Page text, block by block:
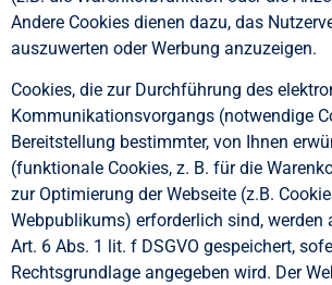
Andere Cookies dienen dazu, das
auszuwerten oder Werbung anzuzeigen.
Cookies, die zur Durchführung des
Kommunikationsvorgangs (notwendige
Bereitstellung bestimmter, von Ihnen
(funktionale Cookies, z. B. für die
zur Optimierung der Webseite (z.B.
Webpublikums) erforderlich sind, werden
Art. 6 Abs. 1 lit. f DSGVO gespeichert,
Rechtsgrundlage angegeben wird. Der